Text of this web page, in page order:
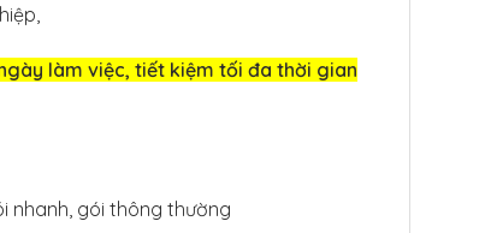
làm việc, tiết kiệm tối đa thời gian
nhanh, gói thông thường